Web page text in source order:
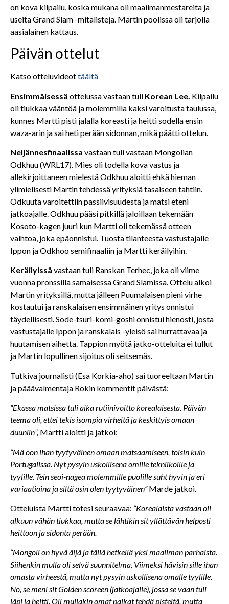
on kova kilpailu, koska mukana oli maailmanmestareita ja
useita Grand Slam -mitalisteja. Martin poolissa oli tarjolla
aasialainen kattaus.
Päivän ottelut
Katso otteluvideottäältä
Ensimmäisessä ottelussa vastaan tuli Korean Lee. Kilpailu
oli tiukkaa vääntöä ja molemmilla kaksi varoitusta taulussa,
kunnes Martti pisti jalalla koreasti ja heitti sodella ensin
waza-arin ja sai heti perään sidonnan, mikä päätti ottelun.
Neljännesfinaalissa vastaan tuli vastaan Mongolian
Odkhuu (WRL17). Mies oli todella kova vastus ja
allekirjoittaneen mielestä Odkhuu aloitti ehkä hieman
ylimielisesti Martin tehdessä yrityksiä tasaiseen tahtiin.
Odkuuta varoitettiin passiivisuudesta ja matsi eteni
jatkoajalle. Odkhuu pääsi pitkillä jaloillaan tekemään
Kosoto-kagen juuri kun Martti oli tekemässä otteen
vaihtoa, joka epäonnistui. Tuosta tilanteesta vastustajalle
Ippon ja Odkhoo semifinaaliin ja Martti keräilyihin.
Keräilyissä vastaan tuli Ranskan Terhec, joka oli viime
vuonna pronssilla samaisessa Grand Slamissa. Ottelu alkoi
Martin yrityksillä, mutta jälleen Puumalaisen pieni virhe
kostautui ja ranskalaisen ensimmäinen yritys onnistui
täydellisesti. Sode-tsuri-komi-goshi onnistui hienosti, josta
vastustajalle Ippon ja ranskalais -yleisö sai hurrattavaa ja
huutamisen aihetta. Tappion myötä jatko-otteluita ei tullut
ja Martin lopullinen sijoitus oli seitsemäs.
Tutkiva journalisti (Esa Korkia-aho) sai tuoreeltaan Martin
ja pääävalmentaja Rokin kommentit päivästä:
“Ekassa matsissa tuli aika rutiinivoitto korealaisesta. Päivän
teema oli, ettei tekis isompia virheitä ja keskittyis omaan
duuniin”, Martti aloitti ja jatkoi:
“Mä oon ihan tyytyväinen omaan matsaamiseen, toisin kuin
Portugalissa. Nyt pysyin uskollisena omille tekniikoille ja
tyylille. Tein seoi-nagea molemmille puolille suht hyvin ja eri
variaatioina ja siltä osin olen tyytyväinen”Marde jatkoi.
Otteluista Martti totesi seuraavaa: “Korealaista vastaan oli
alkuun vähän tiukkaa, mutta se lähtikin sit yllättävän helposti
heittoon ja sidonta perään.
“Mongoli on hyvä äijä ja tällä hetkellä yksi maailman parhaista.
Siihenkin mulla oli selvä suunnitelma. Viimeksi hävisin sille ihan
omasta virheestä, mutta nyt pysyin uskollisena omalle tyylille.
No, se meni sit Golden scoreen (jatkoajalle), jossa se vaan tuli
läpi ja heitti. Oli mullakin omat paikat tehdä pisteitä, mutta